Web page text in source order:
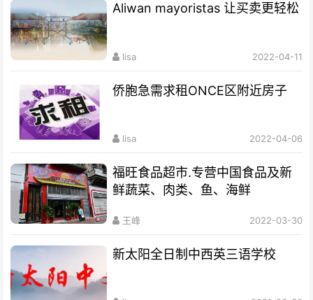
Aliwan mayoristas 让买卖更轻松
lisa 2022-04-11
侨胞急需求租ONCE区附近房子
lisa 2022-04-06
福旺食品超市.专营中国食品及新
鲜蔬菜、肉类、鱼、海鲜
王峰 2022-03-30
新太阳全日制中西英三语学校